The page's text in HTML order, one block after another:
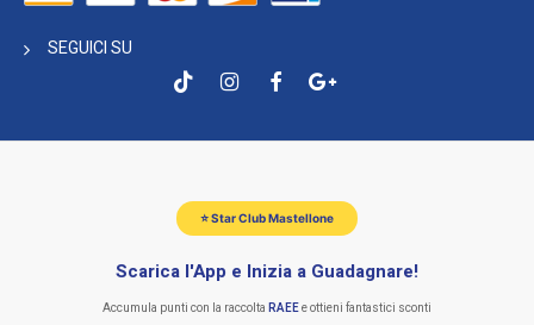
SEGUICI SU
⭐ Star Club Mastellone
Scarica l'App e Inizia a Guadagnare!
Accumula punti con la raccolta RAEEe ottieni fantastici sconti